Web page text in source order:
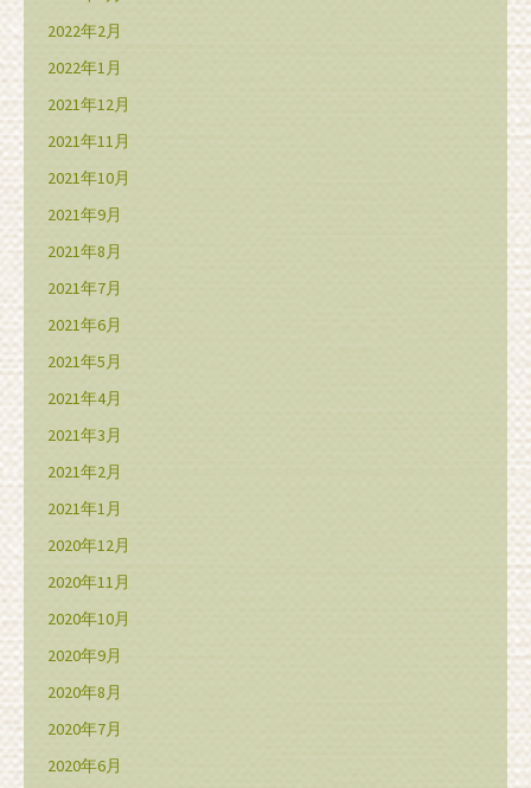
2022年2月
2022年1月
2021年12月
2021年11月
2021年10月
2021年9月
2021年8月
2021年7月
2021年6月
2021年5月
2021年4月
2021年3月
2021年2月
2021年1月
2020年12月
2020年11月
2020年10月
2020年9月
2020年8月
2020年7月
2020年6月